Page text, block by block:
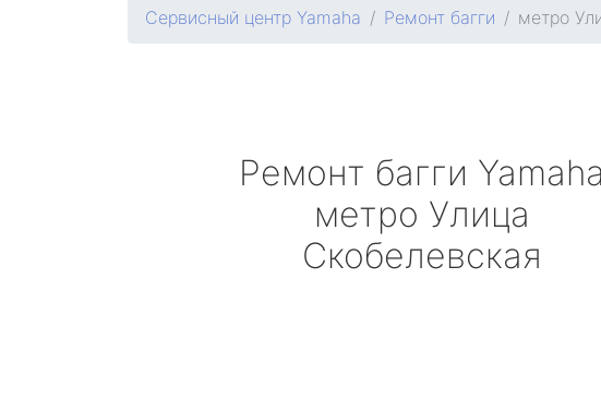
Сервисный центр Yamaha Ремонт багги метро
Ремонт багги Yamaha
метро Улица
Скобелевская